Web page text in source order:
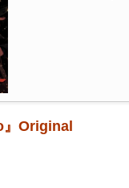
Original